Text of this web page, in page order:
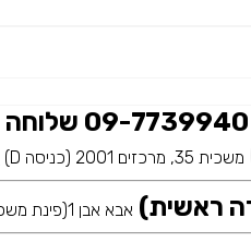
משכית 35, מרכזים 2001 (כניסה D)
אבא אבן 1(פינת משכית)